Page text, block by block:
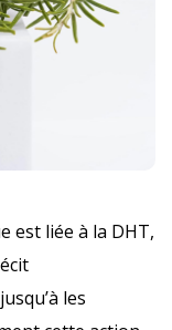
est liée à la DHT,
les